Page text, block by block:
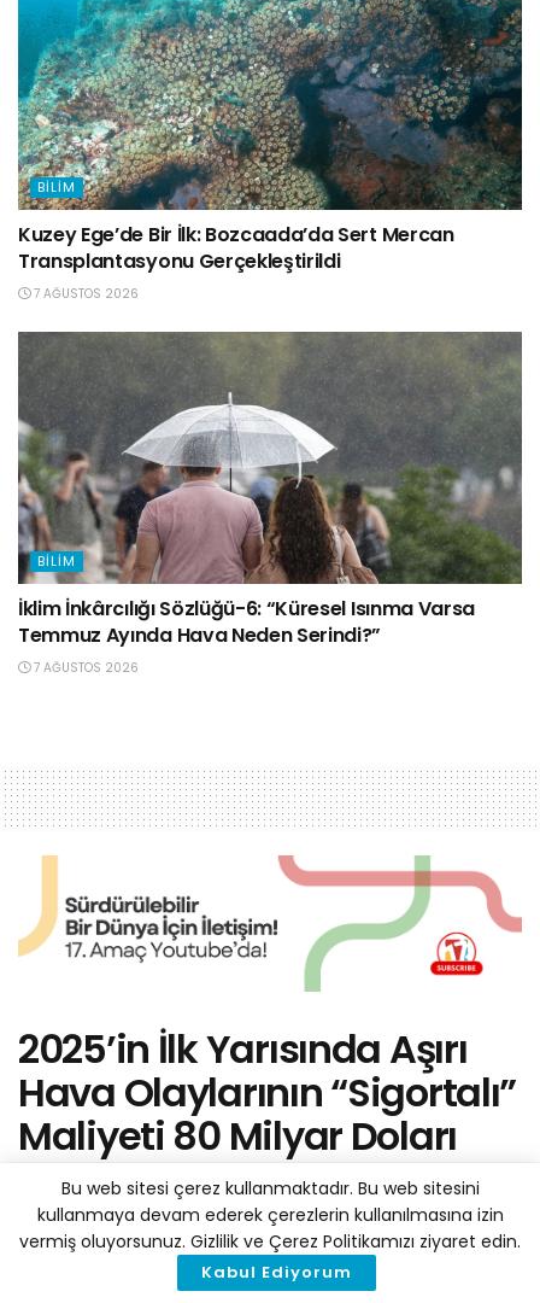
BILIM
Kuzey Ege’de Bir İlk: Bozcaada’da Sert Mercan
Transplantasyonu Gerçekleştirildi
7 AĞUSTOS 2026
BILIM
İklim İnkârcılığı Sözlüğü-6: “Küresel Isınma Varsa
Temmuz Ayında Hava Neden Serindi?”
7 AĞUSTOS 2026
2025’in İlk Yarısında Aşırı
Hava Olaylarının “Sigortalı”
Maliyeti 80 Milyar Doları
Buldu
Haber Merkezi
6 Ağustos 2025
Reading Time: 2 mins read
AA
Bu web sitesi çerez kullanmaktadır. Bu web sitesini
kullanmaya devam ederek çerezlerin kullanılmasına izin
vermiş oluyorsunuz. Gizlilik ve Çerez Politikamızı ziyaret edin.
Kabul Ediyorum